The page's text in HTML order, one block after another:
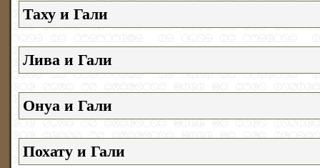
Таху и Гали
Лива и Гали
Онуа и Гали
Похату и Гали